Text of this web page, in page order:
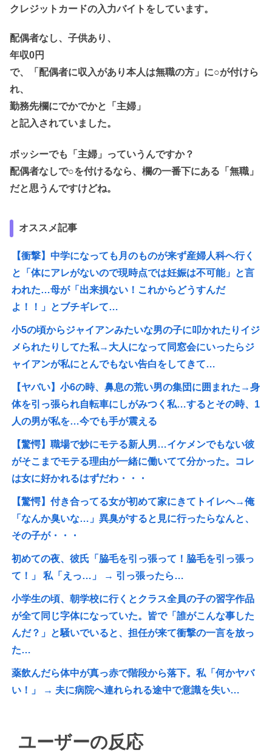
クレジットカードの入力バイトをしています。
配偶者なし、子供あり、
年収0円
で、「配偶者に収入があり本人は無職の方」に○が付けら
れ、
勤務先欄にでかでかと「主婦」
と記入されていました。
ボッシーでも「主婦」っていうんですか？
配偶者なしで○を付けるなら、欄の一番下にある「無職」
だと思うんですけどね。
オススメ記事
【衝撃】中学になっても月のものが来ず産婦人科へ行く
と「体にアレがないので現時点では妊娠は不可能」と言
われた…母が「出来損ない！これからどうすんだ
よ！！」とブチギレて…
小5の頃からジャイアンみたいな男の子に叩かれたりイジ
メられたりしてた私→大人になって同窓会にいったらジ
ャイアンが私にとんでもない告白をしてきて…
【ヤバい】小6の時、鼻息の荒い男の集団に囲まれた→身
体を引っ張られ自転車にしがみつく私…するとその時、1
人の男が私を…今でも手が震える
【驚愕】職場で妙にモテる新人男…イケメンでもない彼
がそこまでモテる理由が一緒に働いてて分かった。コレ
は女に好かれるはずだわ・・・
【驚愕】付き合ってる女が初めて家にきてトイレへ→俺
「なんか臭いな…」異臭がすると見に行ったらなんと、
その子が・・・
初めての夜、彼氏「脇毛を引っ張って！脇毛を引っ張っ
て！」 私「えっ…」 → 引っ張ったら…
小学生の頃、朝学校に行くとクラス全員の子の習字作品
が全て同じ字体になっていた。皆で「誰がこんな事した
んだ？」と騒いでいると、担任が来て衝撃の一言を放っ
た…
薬飲んだら体中が真っ赤で階段から落下。私「何かヤバ
い！」 → 夫に病院へ連れられる途中で意識を失い…
ユーザーの反応